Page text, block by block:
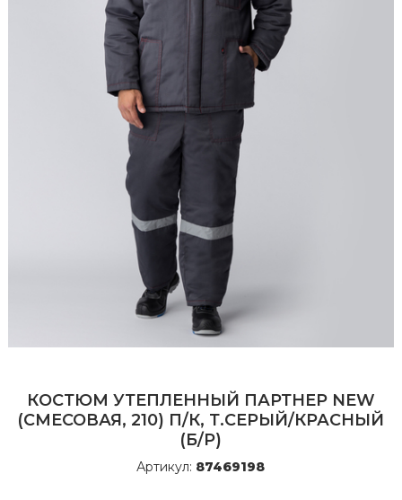
КОСТЮМ УТЕПЛЕННЫЙ ПАРТНЕР NEW
(СМЕСОВАЯ, 210) П/К, Т.СЕРЫЙ/КРАСНЫЙ
(Б/Р)
Артикул: 87469198